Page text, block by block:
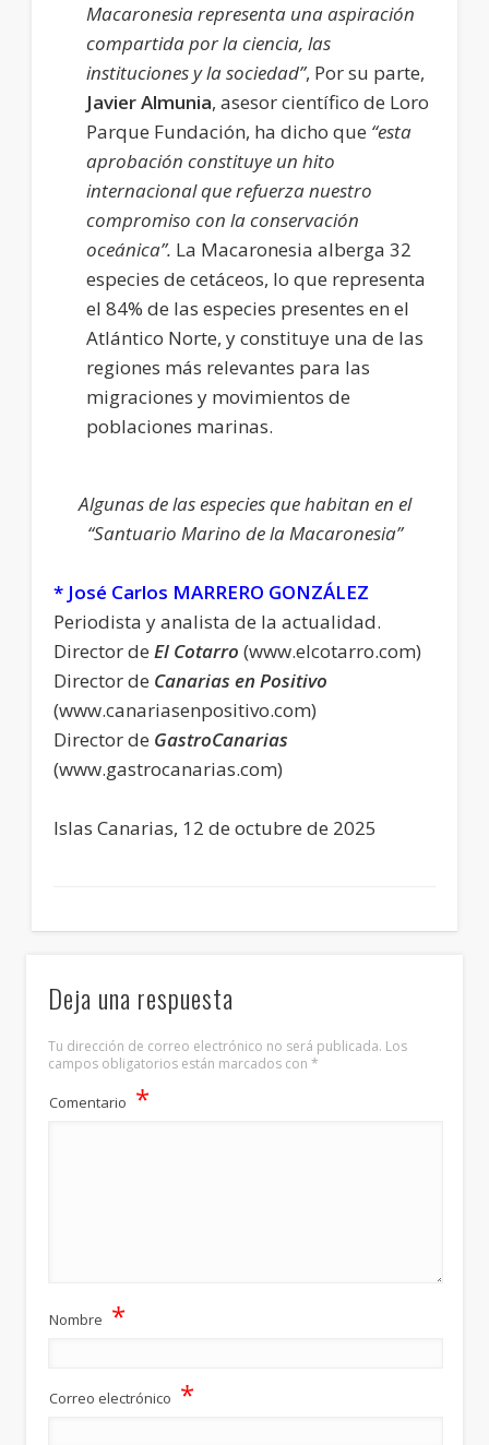
Macaronesia representa una aspiración
compartida por la ciencia, las
instituciones y la sociedad”, Por su parte,
Javier Almunia, asesor científico de Loro
Parque Fundación, ha dicho que “esta
aprobación constituye un hito
internacional que refuerza nuestro
compromiso con la conservación
oceánica”. La Macaronesia alberga 32
especies de cetáceos, lo que representa
el 84% de las especies presentes en el
Atlántico Norte, y constituye una de las
regiones más relevantes para las
migraciones y movimientos de
poblaciones marinas.
Algunas de las especies que habitan en el
“Santuario Marino de la Macaronesia”
* José Carlos MARRERO GONZÁLEZ
Periodista y analista de la actualidad.
Director de El Cotarro (www.elcotarro.com)
Director de Canarias en Positivo
(www.canariasenpositivo.com)
Director de GastroCanarias
(www.gastrocanarias.com)
Islas Canarias, 12 de octubre de 2025
Deja una respuesta
Tu dirección de correo electrónico no será publicada. Los
campos obligatorios están marcados con*
Comentario *
Nombre *
Correo electrónico *